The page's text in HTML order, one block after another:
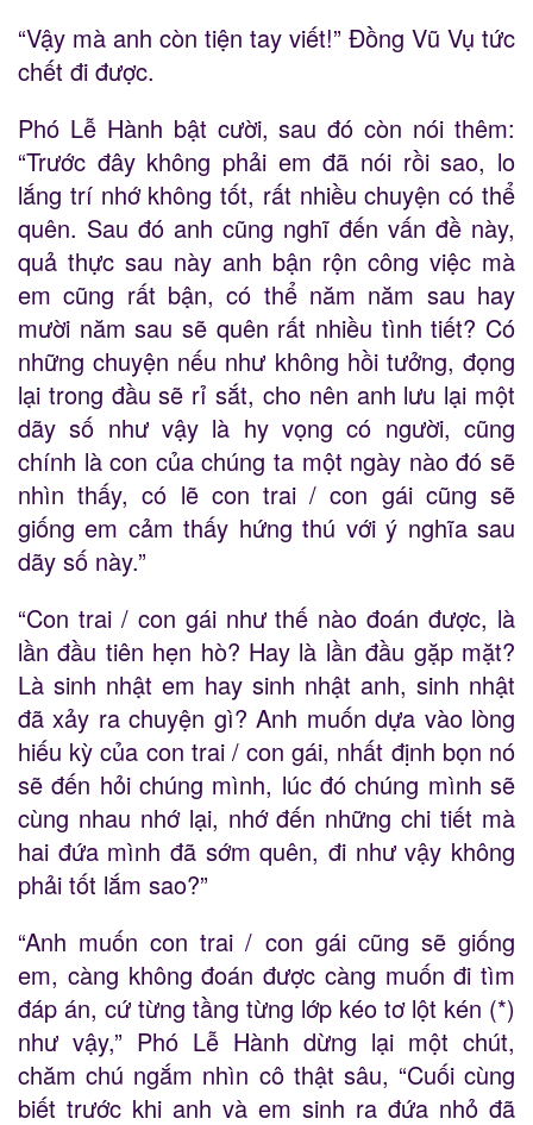
“Vậy mà anh còn tiện tay viết!” Đồng Vũ Vụ tức
chết đi được.
Phó Lễ Hành bật cười, sau đó còn nói thêm:
“Trước đây không phải em đã nói rồi sao, lo
lắng trí nhớ không tốt, rất nhiều chuyện có thể
quên. Sau đó anh cũng nghĩ đến vấn đề này,
quả thực sau này anh bận rộn công việc mà
em cũng rất bận, có thể năm năm sau hay
mười năm sau sẽ quên rất nhiều tình tiết? Có
những chuyện nếu như không hồi tưởng, đọng
lại trong đầu sẽ rỉ sắt, cho nên anh lưu lại một
dãy số như vậy là hy vọng có người, cũng
chính là con của chúng ta một ngày nào đó sẽ
nhìn thấy, có lẽ con trai / con gái cũng sẽ
giống em cảm thấy hứng thú với ý nghĩa sau
dãy số này.”
“Con trai / con gái như thế nào đoán được, là
lần đầu tiên hẹn hò? Hay là lần đầu gặp mặt?
Là sinh nhật em hay sinh nhật anh, sinh nhật
đã xảy ra chuyện gì? Anh muốn dựa vào lòng
hiếu kỳ của con trai / con gái, nhất định bọn nó
sẽ đến hỏi chúng mình, lúc đó chúng mình sẽ
cùng nhau nhớ lại, nhớ đến những chi tiết mà
hai đứa mình đã sớm quên, đi như vậy không
phải tốt lắm sao?”
“Anh muốn con trai / con gái cũng sẽ giống
em, càng không đoán được càng muốn đi tìm
đáp án, cứ từng tầng từng lớp kéo tơ lột kén (*)
như vậy,” Phó Lễ Hành dừng lại một chút,
chăm chú ngắm nhìn cô thật sâu, “Cuối cùng
biết trước khi anh và em sinh ra đứa nhỏ đã